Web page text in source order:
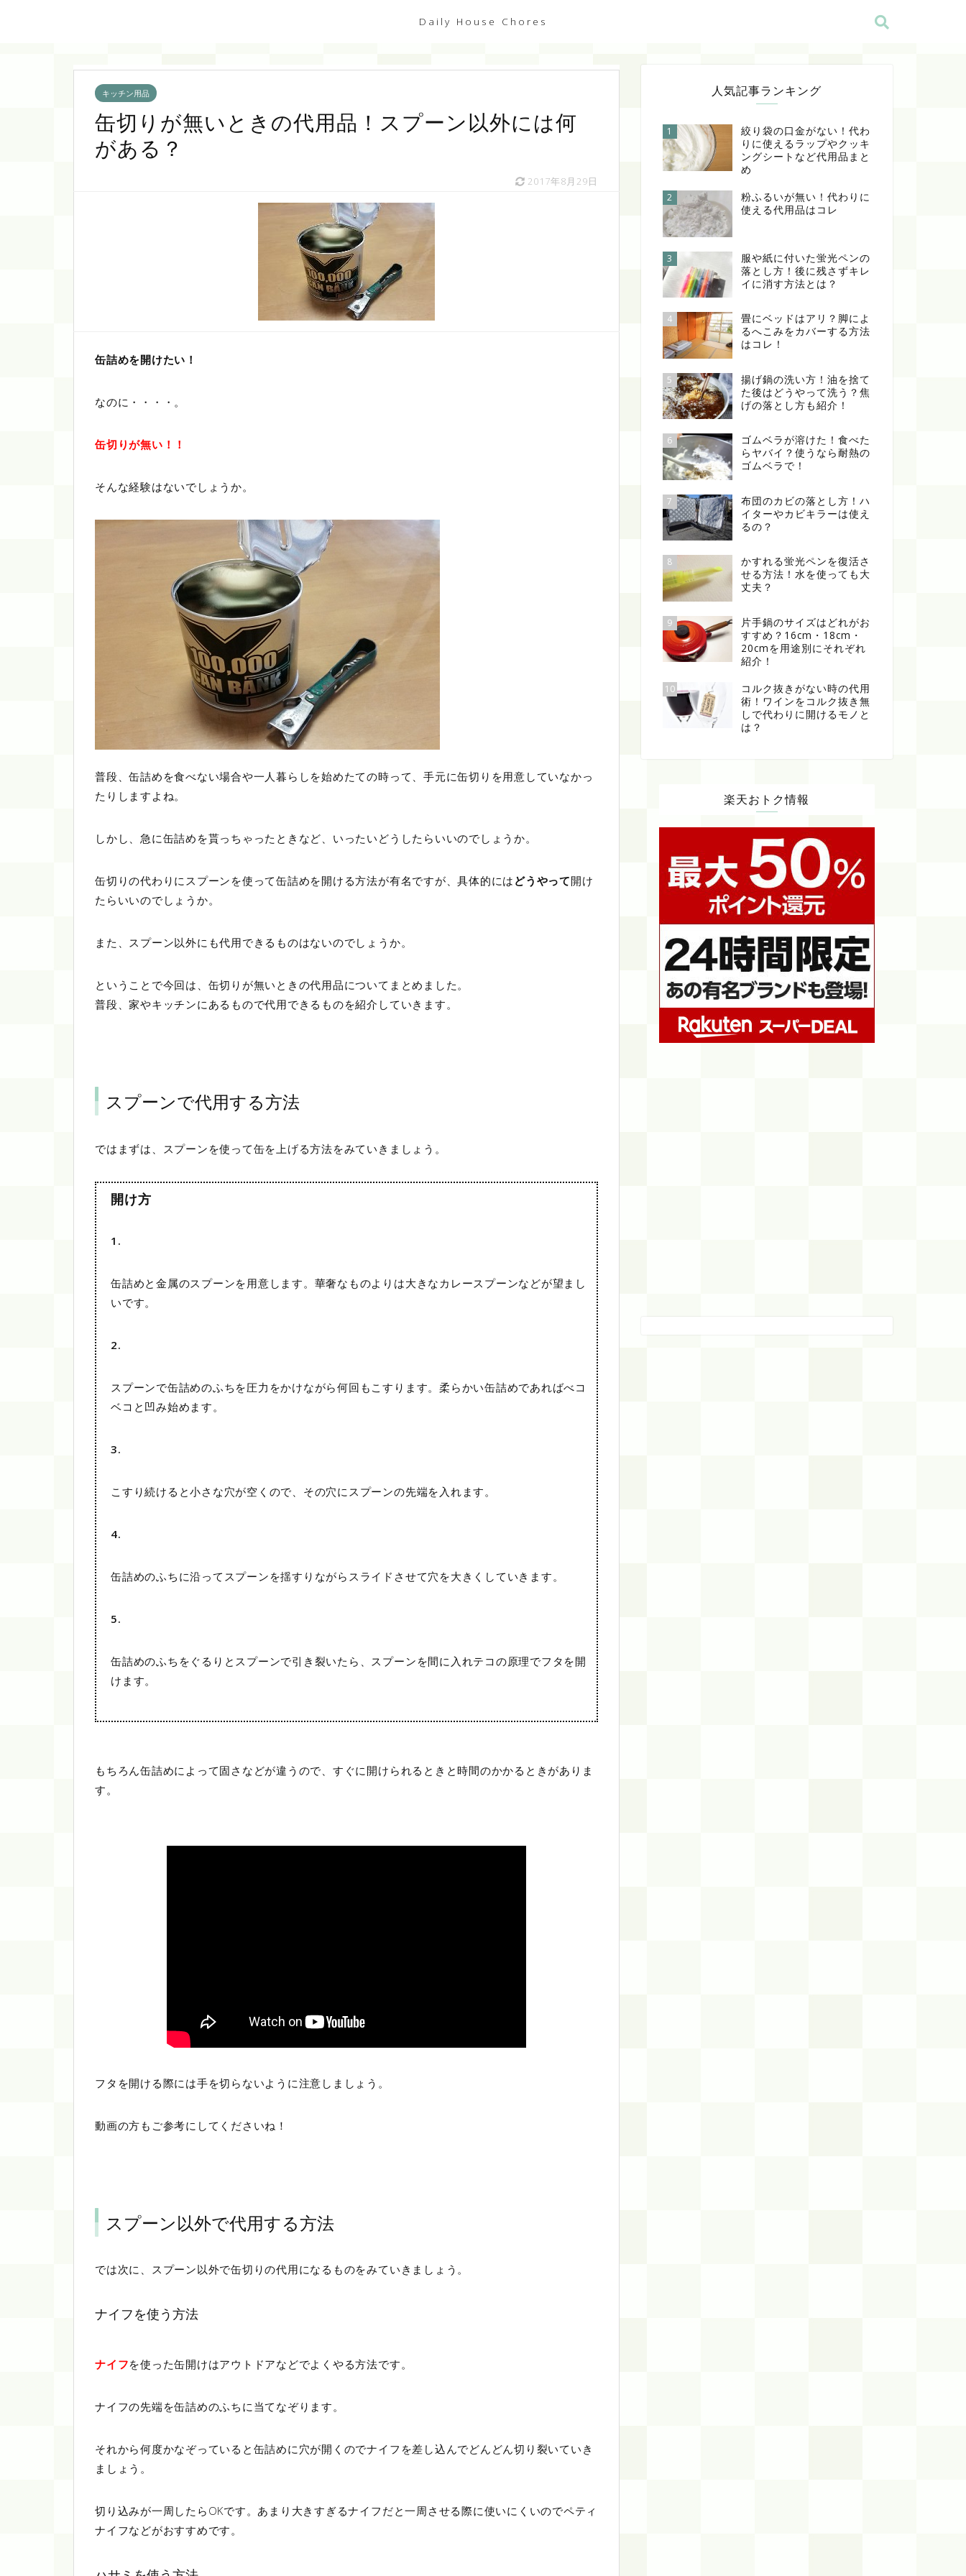
Daily House Chores
キッチン用品
缶切りが無いときの代用品！スプーン以外には何
がある？
2017年8月29日
缶詰めを開けたい！
なのに・・・・。
缶切りが無い！！
そんな経験はないでしょうか。
普段、缶詰めを食べない場合や一人暮らしを始めたての時って、手元に缶切りを用意していなかっ
たりしますよね。
しかし、急に缶詰めを貰っちゃったときなど、いったいどうしたらいいのでしょうか。
缶切りの代わりにスプーンを使って缶詰めを開ける方法が有名ですが、具体的には どうやって開け
たらいいのでしょうか。
また、スプーン以外にも代用できるものはないのでしょうか。
ということで今回は、缶切りが無いときの代用品についてまとめました。
普段、家やキッチンにあるもので代用できるものを紹介していきます。
スプーンで代用する方法
ではまずは、スプーンを使って缶を上げる方法をみていきましょう。
開け方
1.
缶詰めと金属のスプーンを用意します。華奢なものよりは大きなカレースプーンなどが望まし
いです。
2.
スプーンで缶詰めのふちを圧力をかけながら何回もこすります。柔らかい缶詰めであればべコ
ベコと凹み始めます。
3.
こすり続けると小さな穴が空くので、その穴にスプーンの先端を入れます。
4.
缶詰めのふちに沿ってスプーンを揺すりながらスライドさせて穴を大きくしていきます。
5.
缶詰めのふちをぐるりとスプーンで引き裂いたら、スプーンを間に入れテコの原理でフタを開
けます。
もちろん缶詰めによって固さなどが違うので、すぐに開けられるときと時間のかかるときがありま
す。
フタを開ける際には手を切らないように注意しましょう。
動画の方もご参考にしてくださいね！
スプーン以外で代用する方法
では次に、スプーン以外で缶切りの代用になるものをみていきましょう。
ナイフを使う方法
ナイフを使った缶開けはアウトドアなどでよくやる方法です。
ナイフの先端を缶詰めのふちに当てなぞります。
それから何度かなぞっていると缶詰めに穴が開くのでナイフを差し込んでどんどん切り裂いていき
ましょう。
切り込みが一周したらOKです。あまり大きすぎるナイフだと一周させる際に使いにくいのでペティ
ナイフなどがおすすめです。
人気記事ランキング
1
絞り袋の口金がない！代わ
りに使えるラップやクッキ
ングシートなど代用品まと
め
2
粉ふるいが無い！代わりに
使える代用品はコレ
3
服や紙に付いた蛍光ペンの
落とし方！後に残さずキレ
イに消す方法とは？
4
畳にベッドはアリ？脚によ
るへこみをカバーする方法
はコレ！
5
揚げ鍋の洗い方！油を捨て
た後はどうやって洗う？焦
げの落とし方も紹介！
6
ゴムベラが溶けた！食べた
らヤバイ？使うなら耐熱の
ゴムベラで！
7
布団のカビの落とし方！ハ
イターやカビキラーは使え
るの？
8
かすれる蛍光ペンを復活さ
せる方法！水を使っても大
丈夫？
9
片手鍋のサイズはどれがお
すすめ？16cm・18cm・
20cmを用途別にそれぞれ
紹介！
10
コルク抜きがない時の代用
術！ワインをコルク抜き無
しで代わりに開けるモノと
は？
楽天おトク情報